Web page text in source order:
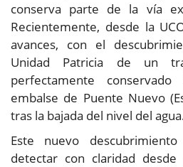
conserva parte de la vía
Recientemente, desde la
avances, con el
Unidad Patricia de un
perfectamente
embalse de Puente Nuevo
tras la bajada del nivel del
Este nuevo
detectar con claridad